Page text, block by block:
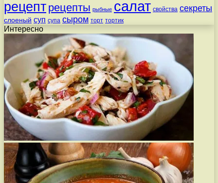
рецепт рецепты рыбные салат свойства секреты
слоеный суп супа сыром торт тортик
Интересно